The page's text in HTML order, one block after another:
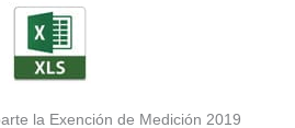
la Exención de Medición 2019